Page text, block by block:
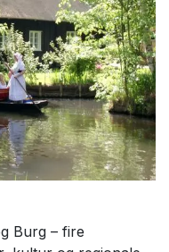
Burg – fire